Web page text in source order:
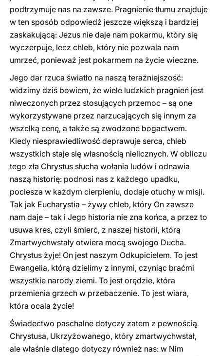
podtrzymuje nas na zawsze. Pragnienie tłumu znajduje
w ten sposób odpowiedź jeszcze większą i bardziej
zaskakującą: Jezus nie daje nam pokarmu, który się
wyczerpuje, lecz chleb, który nie pozwala nam
umrzeć, ponieważ jest pokarmem na życie wieczne.
Jego dar rzuca światło na naszą teraźniejszość:
widzimy dziś bowiem, że wiele ludzkich pragnień jest
niweczonych przez stosujących przemoc – są one
wykorzystywane przez narzucających się innym za
wszelką cenę, a także są zwodzone bogactwem.
Kiedy niesprawiedliwość deprawuje serca, chleb
wszystkich staje się własnością nielicznych. W obliczu
tego zła Chrystus słucha wołania ludów i odnawia
naszą historię: podnosi nas z każdego upadku,
pociesza w każdym cierpieniu, dodaje otuchy w misji.
Tak jak Eucharystia – żywy chleb, który On zawsze
nam daje – tak i Jego historia nie zna końca, a przez to
usuwa kres, czyli śmierć, z naszej historii, którą
Zmartwychwstały otwiera mocą swojego Ducha.
Chrystus żyje! On jest naszym Odkupicielem. To jest
Ewangelia, którą dzielimy z innymi, czyniąc braćmi
wszystkie narody ziemi. To jest orędzie, która
przemienia grzech w przebaczenie. To jest wiara,
która ocala życie!
Świadectwo paschalne dotyczy zatem z pewnością
Chrystusa, Ukrzyżowanego, który zmartwychwstał,
ale właśnie dlatego dotyczy również nas: w Nim